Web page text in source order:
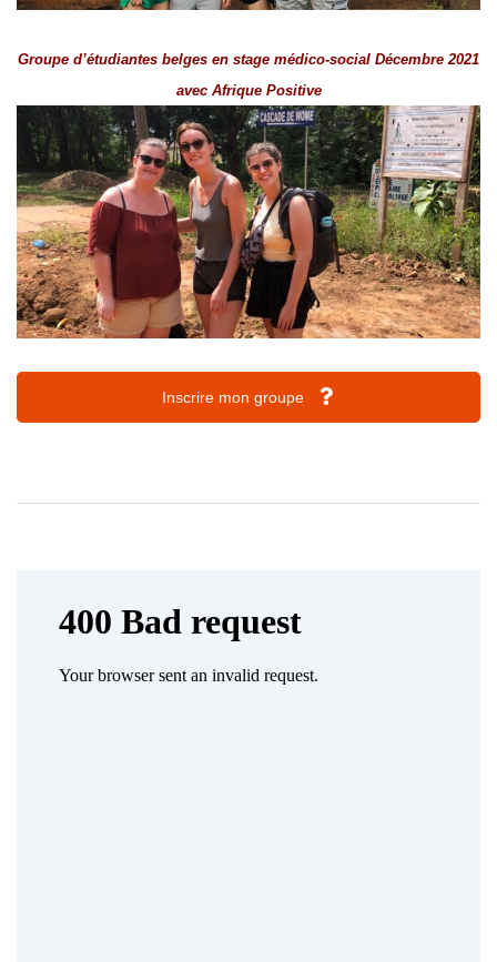
Groupe d’étudiantes belges en stage médico-social Décembre 2021
avec Afrique Positive
Inscrire mon groupe